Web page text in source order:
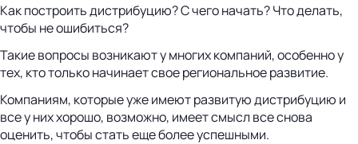
Как построить дистрибуцию? С чего начать? Что делать,
чтобы не ошибиться?
Такие вопросы возникают у многих компаний, особенно у
тех, кто только начинает свое региональное развитие.
Компаниям, которые уже имеют развитую дистрибуцию и
все у них хорошо, возможно, имеет смысл все снова
оценить, чтобы стать еще более успешными.